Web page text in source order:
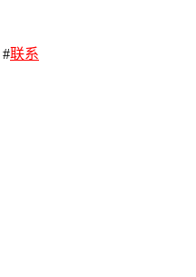
#联系